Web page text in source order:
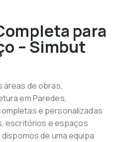
para
– Simbut
áreas de obras,
em Paredes,
e personalizadas
escritórios e espaços
de uma equipa